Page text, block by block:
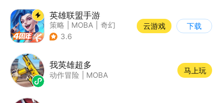
英雄联盟手游
策略 MOBA
奇幻
| 英雄联盟
3.6
云游戏 下载
我英雄超多
动作冒险 MOBA
马上玩